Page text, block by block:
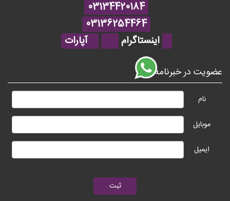
03134420184
03136254464
اینستاگرام
آپارات
عضویت در خبرنامه
نام
موبایل
ایمیل